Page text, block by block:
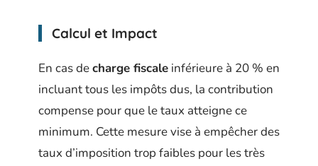
Calcul et Impact
En cas decharge fiscale inférieure à 20 % en
incluant tous les impôts dus, la contribution
compense pour que le taux atteigne ce
minimum. Cette mesure vise à empêcher des
taux d’imposition trop faibles pour les très